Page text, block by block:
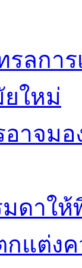
รลกา
ใหม่
าจมอ
ดาใ
กแต่ง